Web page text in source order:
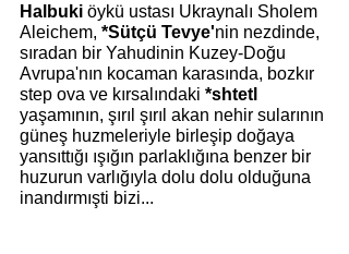
Halbuki öykü ustası Ukraynalı Sholem
Aleichem, *Sütçü Tevye'nin nezdinde,
sıradan bir Yahudinin Kuzey-Doğu
Avrupa'nın kocaman karasında, bozkır
step ova ve kırsalındaki *shtetl
yaşamının, şırıl şırıl akan nehir sularının
güneş huzmeleriyle birleşip doğaya
yansıttığı ışığın parlaklığına benzer bir
huzurun varlığıyla dolu dolu olduğuna
inandırmışti bizi...